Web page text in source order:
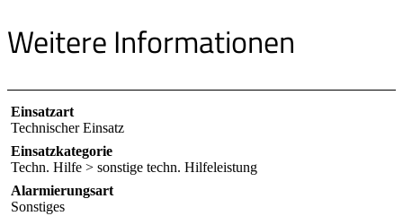
Weitere Informationen
Einsatzart
Technischer Einsatz
Einsatzkategorie
Techn. Hilfe > sonstige techn. Hilfeleistung
Alarmierungsart
Sonstiges